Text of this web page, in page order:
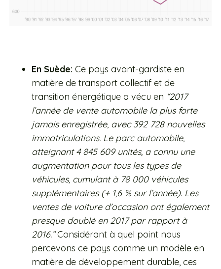
En Suède: Ce pays avant-gardiste en
matière de transport collectif et de
transition énergétique a vécu en “2017
l’année de vente automobile la plus forte
jamais enregistrée, avec 392 728 nouvelles
immatriculations. Le parc automobile,
atteignant 4 845 609 unités, a connu une
augmentation pour tous les types de
véhicules, cumulant à 78 000 véhicules
supplémentaires (+ 1,6 % sur l’année). Les
ventes de voiture d’occasion ont également
presque doublé en 2017 par rapport à
2016.”Considérant à quel point nous
percevons ce pays comme un modèle en
matière de développement durable, ces